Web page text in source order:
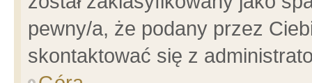
pewny/a, że podany przez
skontaktować się z